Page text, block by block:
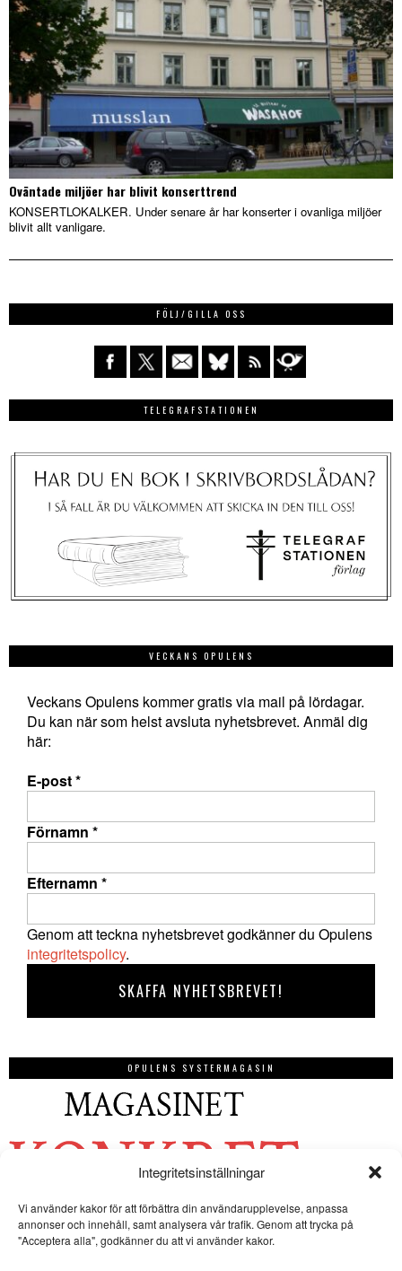
Integritetsinställningar
Vi använder kakor för att förbättra din användarupplevelse, anpassa
annonser och innehåll, samt analysera vår trafik. Genom att trycka på
"Acceptera alla", godkänner du att vi använder kakor.
Oväntade miljöer har blivit konserttrend
KONSERTLOKALKER. Under senare år har konserter i ovanliga miljöer
blivit allt vanligare.
FÖLJ/GILLA OSS
TELEGRAFSTATIONEN
VECKANS OPULENS
Veckans Opulens kommer gratis via mail på lördagar.
Du kan när som helst avsluta nyhetsbrevet. Anmäl dig
här:
E-post*
Förnamn *
Efternamn *
Genom att teckna nyhetsbrevet godkänner du Opulens
integritetspolicy.
OPULENS SYSTERMAGASIN